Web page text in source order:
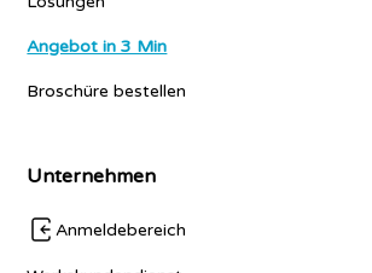
Angebot in 3 Min
Broschüre bestellen
Unternehmen
Anmeldebereich